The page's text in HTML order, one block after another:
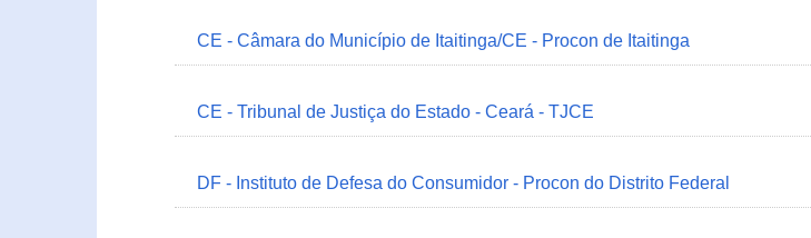
CE - Câmara do Município de Itaitinga/CE - Procon de Itaitinga
CE - Tribunal de Justiça do Estado - Ceará - TJCE
DF - Instituto de Defesa do Consumidor - Procon do Distrito Federal